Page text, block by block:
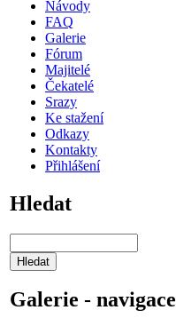
Návody
FAQ
Galerie
Fórum
Majitelé
Čekatelé
Srazy
Ke stažení
Odkazy
Kontakty
Přihlášení
Hledat
Galerie - navigace